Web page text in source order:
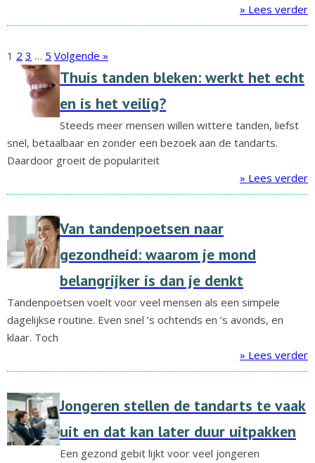
» Lees verder
1 2 3 … 5 Volgende »
Thuis tanden bleken: werkt het echt
en is het veilig?
Steeds meer mensen willen wittere tanden, liefst
snel, betaalbaar en zonder een bezoek aan de tandarts.
Daardoor groeit de populariteit
» Lees verder
Van tandenpoetsen naar
gezondheid: waarom je mond
belangrijker is dan je denkt
Tandenpoetsen voelt voor veel mensen als een simpele
dagelijkse routine. Even snel ’s ochtends en ’s avonds, en
klaar. Toch
» Lees verder
Jongeren stellen de tandarts te vaak
uit en dat kan later duur uitpakken
Een gezond gebit lijkt voor veel jongeren